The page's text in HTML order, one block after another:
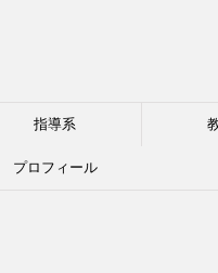
指導系
プロフィール